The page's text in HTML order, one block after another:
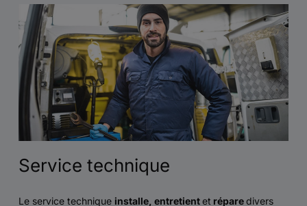
Service technique
Le service technique installe, entretientet réparedivers